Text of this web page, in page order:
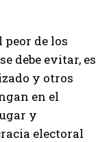
peor de los
debe evitar, es
y otros
en el
y
electoral